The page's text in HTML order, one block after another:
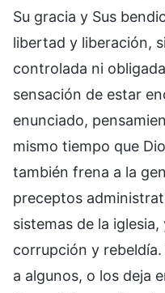
Su gracia y Sus
libertad y liberación,
controlada ni
sensación de estar
enunciado,
mismo tiempo que
también frena a la
preceptos
sistemas de la
corrupción y
a algunos, o los deja